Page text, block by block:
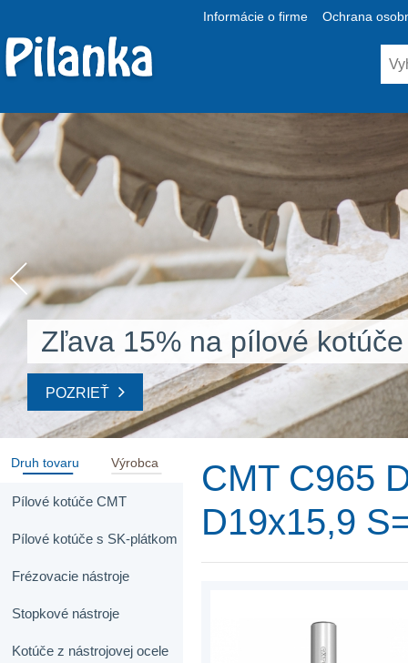
Informácie o firme Ochrana
Zľava 15% na pílové kotúče
POZRIEŤ
Druh tovaru Výrobca
Pílové kotúče CMT
Pílové kotúče s SK-plátkom
Frézovacie nástroje
Stopkové nástroje
Kotúče z nástrojovej ocele
CMT C965
D19x15,9